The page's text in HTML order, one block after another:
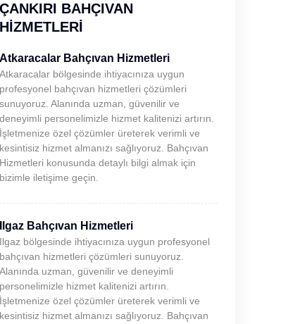
ÇANKIRI BAHÇIVAN
HIZMETLERI
Atkaracalar Bahçıvan Hizmetleri
Atkaracalar bölgesinde ihtiyacınıza uygun
profesyonel bahçıvan hizmetleri çözümleri
sunuyoruz. Alanında uzman, güvenilir ve
deneyimli personelimizle hizmet kalitenizi artırın.
İşletmenize özel çözümler üreterek verimli ve
kesintisiz hizmet almanızı sağlıyoruz. Bahçıvan
Hizmetleri konusunda detaylı bilgi almak için
bizimle iletişime geçin.
Ilgaz Bahçıvan Hizmetleri
Ilgaz bölgesinde ihtiyacınıza uygun profesyonel
bahçıvan hizmetleri çözümleri sunuyoruz.
Alanında uzman, güvenilir ve deneyimli
personelimizle hizmet kalitenizi artırın.
İşletmenize özel çözümler üreterek verimli ve
kesintisiz hizmet almanızı sağlıyoruz. Bahçıvan